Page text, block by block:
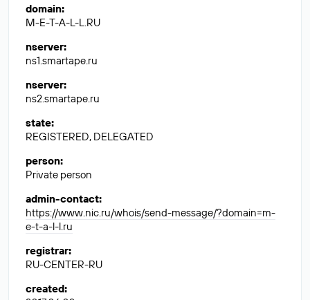
domain:
M-E-T-A-L-L.RU
nserver:
ns1.smartape.ru
nserver:
ns2.smartape.ru
state:
REGISTERED, DELEGATED
person:
Private person
admin-contact:
https://www.nic.ru/whois/send-message/?domain=m-
e-t-a-l-l.ru
registrar:
RU-CENTER-RU
created: